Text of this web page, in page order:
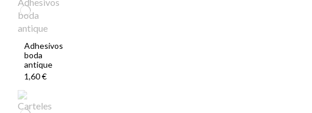
Adhesivos
boda
antique
1,60 €